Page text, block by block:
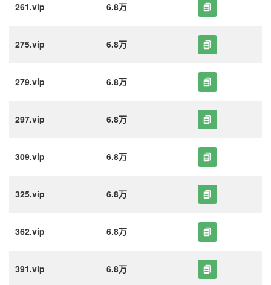
261.vip 6.8万
275.vip 6.8万
279.vip 6.8万
297.vip 6.8万
309.vip 6.8万
325.vip 6.8万
362.vip 6.8万
391.vip 6.8万